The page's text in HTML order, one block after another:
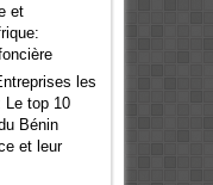
et
les
Le top 10
Bénin
et leur